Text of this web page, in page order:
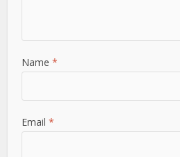
Name *
Email *